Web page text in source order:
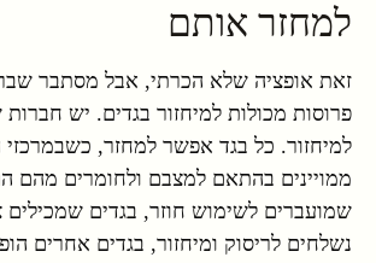
למחזר אותם
זאת אופציה שלא הכרתי, אבל מסתבר
פרוסות מכולות למיחזור בגדים. יש
למיחזור. כל בגד אפשר למחזר, כשבמרכזי
ממויינים בהתאם למצבם ולחומרים מהם
שמועברים לשימוש חוזר, בגדים שמכילים
נשלחים לריסוק ומיחזור, בגדים אחרים